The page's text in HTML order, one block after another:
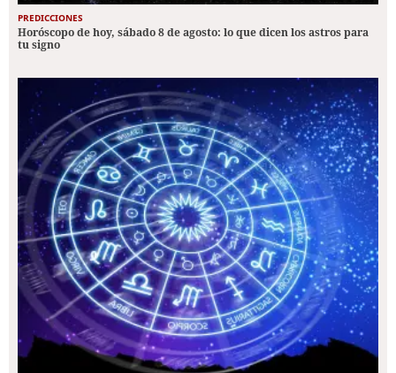
PREDICCIONES
Horóscopo de hoy, sábado 8 de agosto: lo que dicen los astros para
tu signo